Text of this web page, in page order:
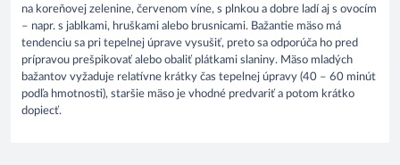
na koreňovej zelenine, červenom víne, s plnkou a dobre ladí aj s ovocím
– napr. s jablkami, hruškami alebo brusnicami. Bažantie mäso má
tendenciu sa pri tepelnej úprave vysušiť, preto sa odporúča ho pred
prípravou prešpikovať alebo obaliť plátkami slaniny. Mäso mladých
bažantov vyžaduje relatívne krátky čas tepelnej úpravy (40 – 60 minút
podľa hmotnosti), staršie mäso je vhodné predvariť a potom krátko
dopiecť.